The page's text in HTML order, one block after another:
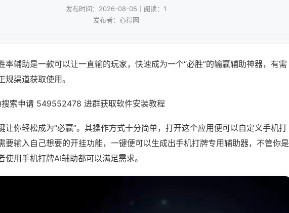
发布时间：2026-08-05｜阅读：1
发布者：心得网
率辅助是一款可以让一直输的玩家，快速成为一个“必胜”的输赢辅助神器，有需
渠道获取使用。
搜索申请 549552478 进群获取软件安装教程
让你轻松成为“必赢”。其操作方式十分简单，打开这个应用便可以自定义手机打
要输入自己想要的开挂功能，一键便可以生成出手机打牌专用辅助器，不管你是
使用手机打牌AI辅助都可以满足需求。